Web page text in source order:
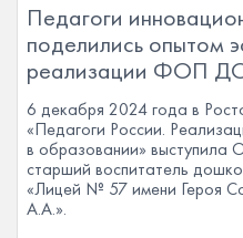
Педагоги
поделились опытом
реализации ФОП
6 декабря 2024 года в
«Педагоги России.
в образовании» выступила
старший воспитатель
«Лицей № 57 имени Героя
А.А.».